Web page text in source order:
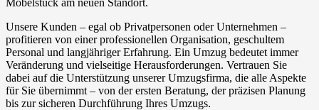
Unsere Kunden – egal ob Privatpersonen oder Unternehmen –
profitieren von einer professionellen Organisation, geschultem
Personal und langjähriger Erfahrung. Ein Umzug bedeutet immer
Veränderung und vielseitige Herausforderungen. Vertrauen Sie
dabei auf die Unterstützung unserer Umzugsfirma, die alle Aspekte
für Sie übernimmt – von der ersten Beratung, der präzisen Planung
bis zur sicheren Durchführung Ihres Umzugs.